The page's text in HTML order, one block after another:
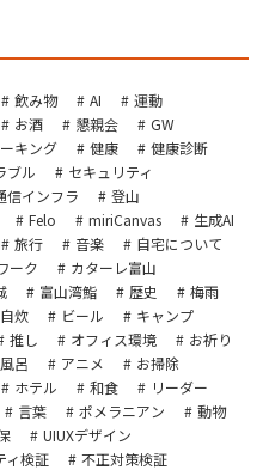
飲み物 AI
運動
お酒 懇親会
GW
キング 健康
健康診断
ブル
セキュリティ
信インフラ
登山
Felo miriCanvas
生成AI
旅行 音楽
自宅について
ーク
カターレ富山
富山湾鮨 歴史
梅雨
自炊 ビール
キャンプ
推し オフィス環境
お祈り
呂 アニメ
お掃除
ホテル 和食
リーダー
言葉 ポメラニアン
動物
UIUXデザイン
ィ検証
不正対策検証